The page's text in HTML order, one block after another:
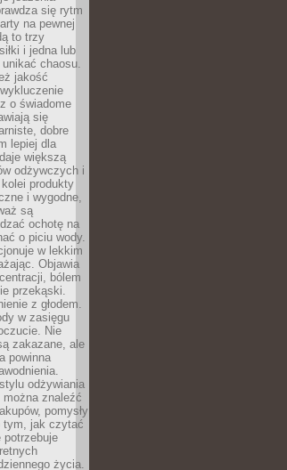
się rytm
na pewnej
to trzy
i jedna lub
chaosu.
jakość
o świadome
się
dobre
lepiej dla
większą
odżywczych i
produkty
i wygodne,
są
ochotę na
o piciu wody.
w lekkim
Objawia
bólem
przekąski.
z głodem.
w zasięgu
Nie
zakazane, ale
powinna
odżywiania
znaleźć
pomysły
tym, jak czytać
potrzebuje
życia.